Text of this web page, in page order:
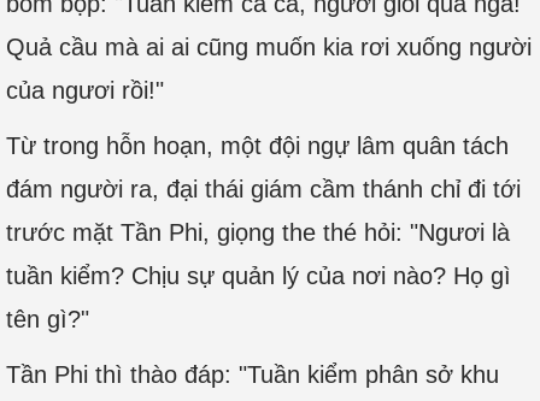
Quả cầu mà ai ai cũng muốn kia rơi xuống người
của ngươi rồi!"
Từ trong hỗn hoạn, một đội ngự lâm quân tách
đám người ra, đại thái giám cầm thánh chỉ đi tới
trước mặt Tần Phi, giọng the thé hỏi: "Ngươi là
tuần kiểm? Chịu sự quản lý của nơi nào? Họ gì
tên gì?"
Tần Phi thì thào đáp: "Tuần kiểm phân sở khu